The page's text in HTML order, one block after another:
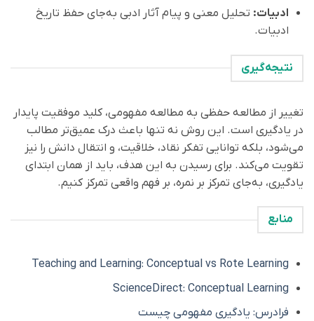
ادبیات: تحلیل معنی و پیام آثار ادبی به‌جای حفظ تاریخ
ادبیات.
نتیجه‌گیری
تغییر از مطالعه حفظی به مطالعه مفهومی، کلید موفقیت پایدار
در یادگیری است. این روش نه تنها باعث درک عمیق‌تر مطالب
می‌شود، بلکه توانایی تفکر نقاد، خلاقیت، و انتقال دانش را نیز
تقویت می‌کند. برای رسیدن به این هدف، باید از همان ابتدای
یادگیری، به‌جای تمرکز بر نمره، بر فهم واقعی تمرکز کنیم.
منابع
Teaching and Learning: Conceptual vs Rote Learning
ScienceDirect: Conceptual Learning
فرادرس: یادگیری مفهومی چیست